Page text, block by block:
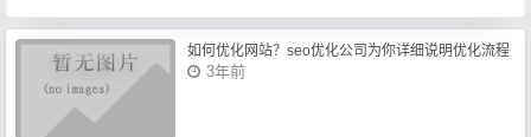
如何优化网站？seo优化公司为你详细说明优化流程
3年前